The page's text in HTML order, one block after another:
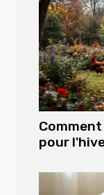
pour